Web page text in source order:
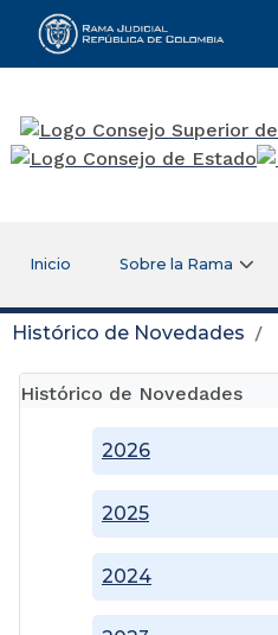
Rama Judicial
Inicio Sobre la Rama
Histórico de Novedades
Histórico de Novedades
2024
2025
2026